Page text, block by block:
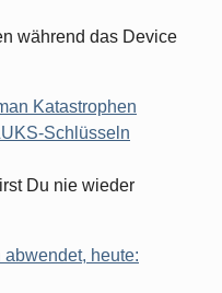
während das Device
Katastrophen
Schlüsseln
Du nie wieder
heute: